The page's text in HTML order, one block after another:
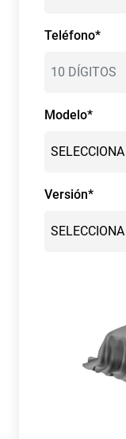
Teléfono*
Modelo*
Versión*